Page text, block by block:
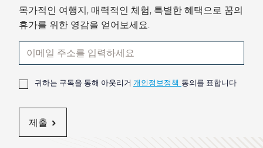
목가적인 여행지, 매력적인 체험, 특별한 혜택으로 꿈의
휴가를 위한 영감을 얻어보세요.
귀하는 구독을 통해 아웃리거 개인정보정책 동의를 표합니다
제출